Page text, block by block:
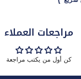
مراجعات العملاء
كن أول من يكتب مراجعة